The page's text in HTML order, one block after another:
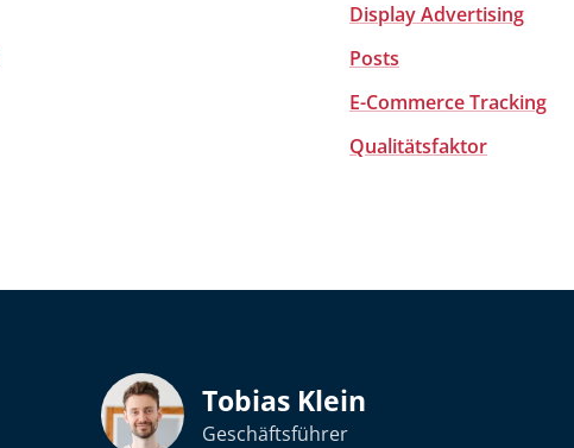
Display Advertising
Posts
E-Commerce Tracking
Qualitätsfaktor
Tobias Klein
Geschäftsführer